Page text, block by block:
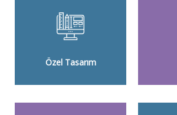
Özel Tasarım